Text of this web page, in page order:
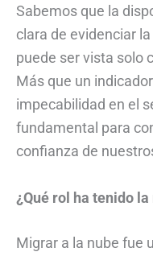
Sabemos que la
clara de evidenciar
puede ser vista solo
Más que un
impecabilidad en el
fundamental para
confianza de
¿Qué rol ha tenido
Migrar a la nube fue